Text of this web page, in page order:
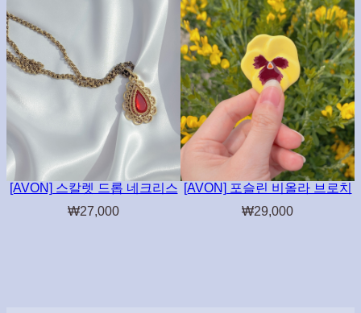
[AVON] 스칼렛 드롭 네크리스
₩27,000
[AVON] 포슬린 비올라 브로치
₩29,000